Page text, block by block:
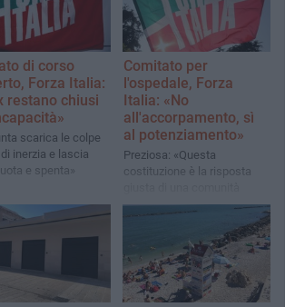
di corso
Forza Italia:
restano chiusi
scarica le colpe
inerzia e lascia
e spenta»
Comitato per
l'ospedale, Forza
Italia: «No
all'accorpamento, sì
al potenziamento»
Preziosa: «Questa
costituzione è la risposta
stanca di promesse e di